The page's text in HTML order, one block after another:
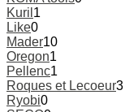
Kuril 1
Like0
Mader10
Oregon1
Pellenc1
Roques et Lecoeur3
Ryobi0